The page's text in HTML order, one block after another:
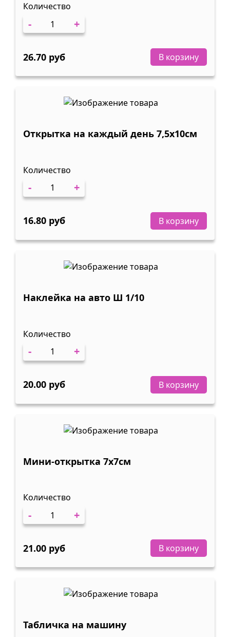
Количество
- +
26.70 руб В корзину
Открытка на каждый день 7,5х10см
Количество
- +
16.80 руб В корзину
Наклейка на авто Ш 1/10
Количество
- +
20.00 руб В корзину
Мини-открытка 7х7см
Количество
- +
21.00 руб В корзину
Табличка на машину